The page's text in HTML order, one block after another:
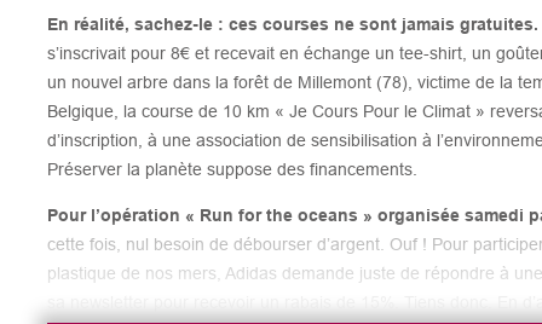
En réalité, sachez-le : ces courses ne sont jamais gratuites.
s’inscrivait pour 8€ et recevait en échange un tee-shirt, un
un nouvel arbre dans la forêt de Millemont (78), victime de la
Belgique, la course de 10 km « Je Cours Pour le Climat »
d’inscription, à une association de sensibilisation à
Préserver la planète suppose des financements.
Pour l’opération « Run for the oceans » organisée samedi
cette fois, nul besoin de débourser d’argent. Ouf ! Pour
plastique de nos mers, Adidas demande juste de répondre à